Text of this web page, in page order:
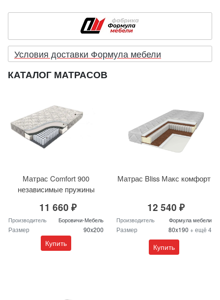
Условия доставки Формула мебели
КАТАЛОГ МАТРАСОВ
Матрас Comfort 900
независимые пружины
11 660 ₽
Производитель Боровичи-Мебель
Размер 90x200
Купить
Матрас Bliss Макс комфорт
12 540 ₽
Производитель Формула мебели
Размер 80x190 + ещё 4
Купить